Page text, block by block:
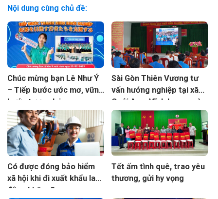
Nội dung cùng chủ đề:
Chúc mừng bạn Lê Như Ý
– Tiếp bước ước mơ, vững
bước tương lai
Sài Gòn Thiên Vương tư
vấn hướng nghiệp tại xã
Quới An – Vĩnh Long ngày
07/05/2026
Có được đóng bảo hiểm
xã hội khi đi xuất khẩu lao
động không?
Tết ấm tình quê, trao yêu
thương, gửi hy vọng